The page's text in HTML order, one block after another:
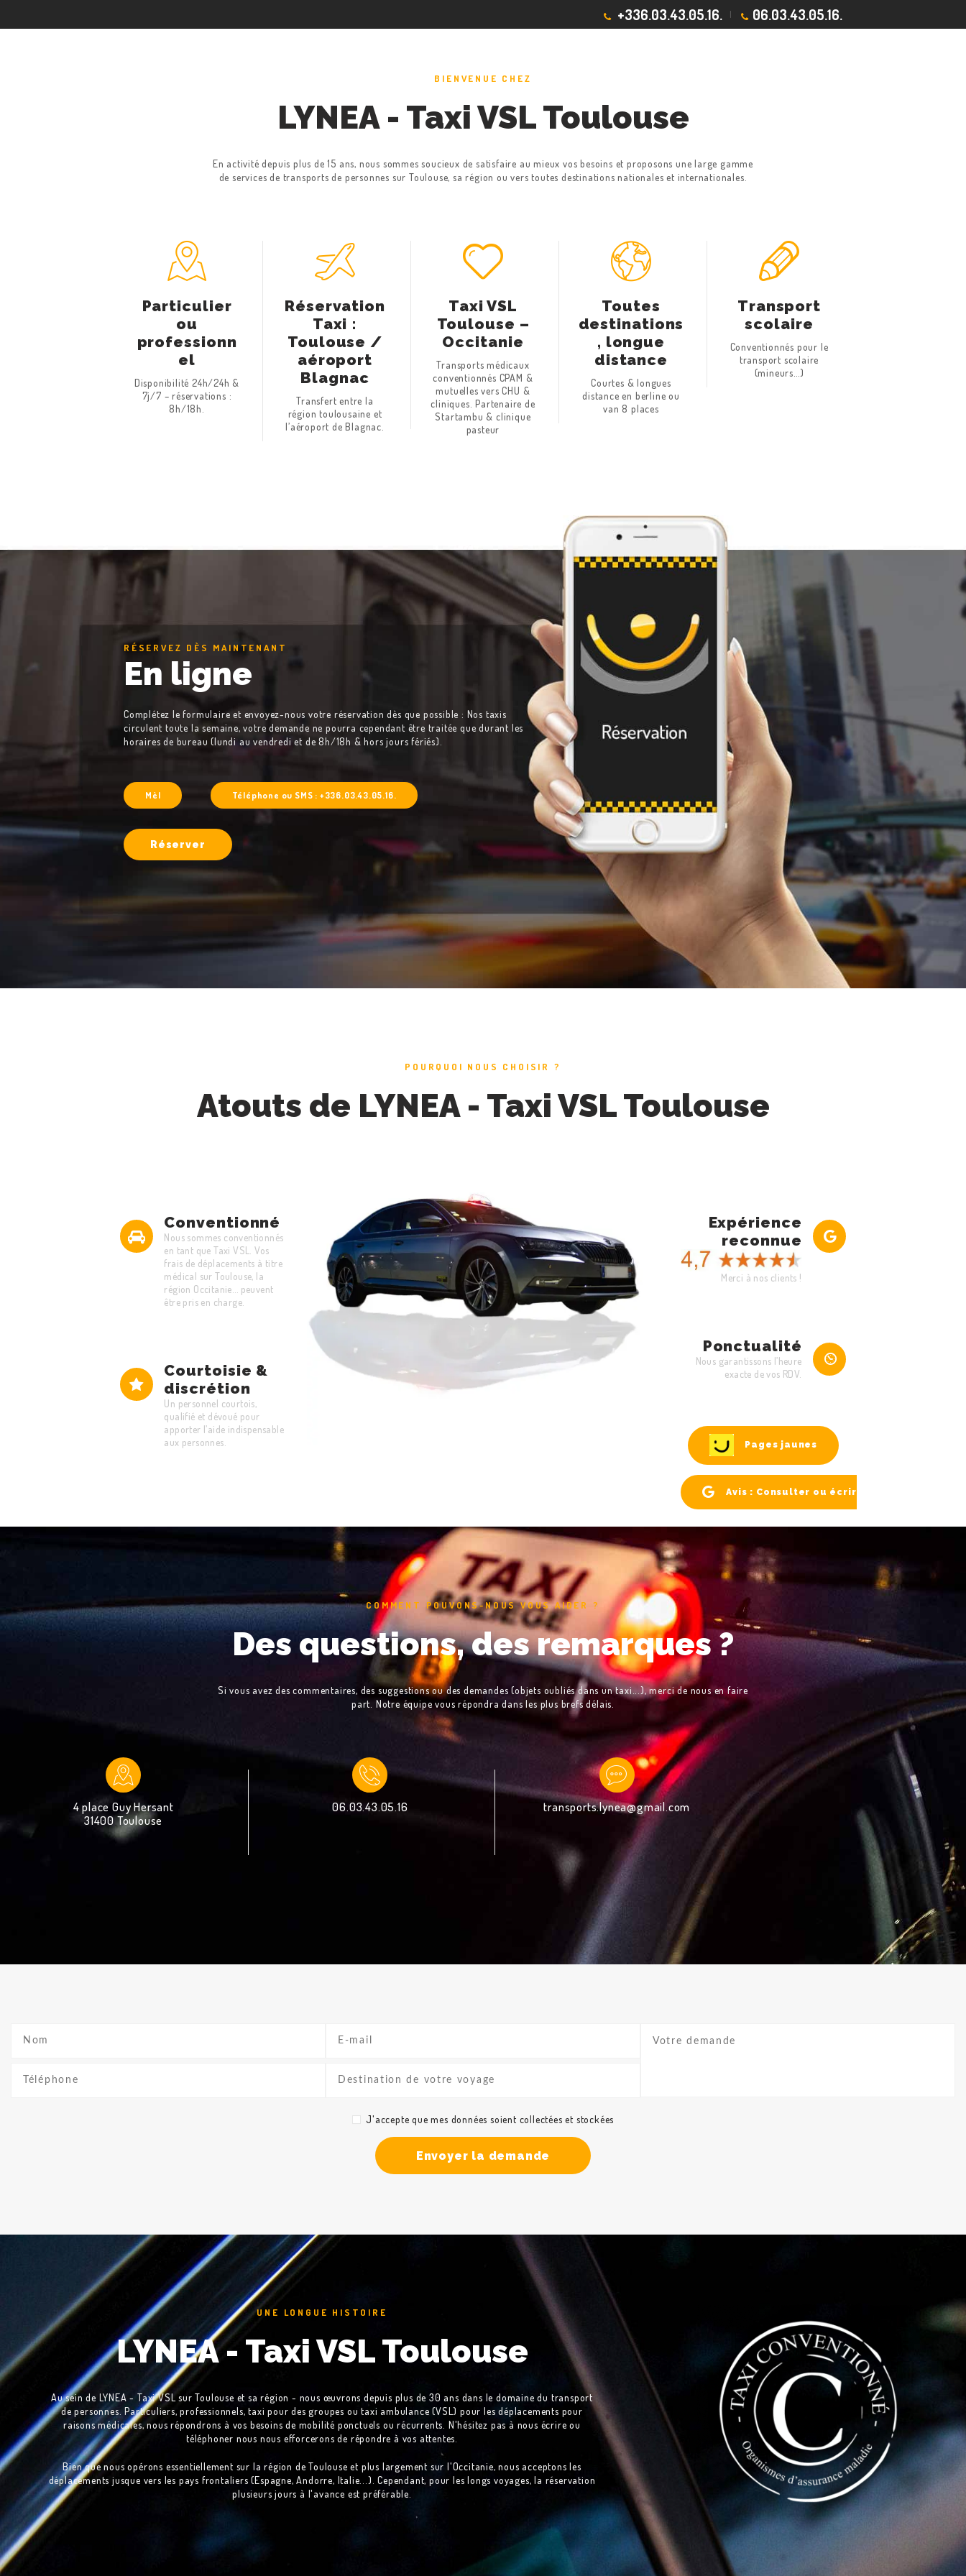
+336.03.43.05.16. 06.03.43.05.16.
NOS SERVICES
TAXI VSL TOULOUSE
CONTACT
RÉSERVER
BIENVENUE CHEZ
LYNEA - Taxi VSL Toulouse
En activité depuis plus de 15 ans, nous sommes soucieux de satisfaire au mieux vos besoins et proposons une large gamme
de services de transports de personnes sur Toulouse, sa région ou vers toutes destinations nationales et internationales.
Particulier
ou
professionn
el
Disponibilité 24h/24h &
7j/7 – réservations :
8h/18h.
Réservation
Taxi :
Toulouse /
aéroport
Blagnac
Transfert entre la
région toulousaine et
l’aéroport de Blagnac.
Taxi VSL
Toulouse –
Occitanie
Transports médicaux
conventionnés CPAM &
mutuelles vers CHU &
cliniques. Partenaire de
Startambu & clinique
pasteur
Toutes
destinations
, longue
distance
Courtes & longues
distance en berline ou
van 8 places
Transport
scolaire
Conventionnés pour le
transport scolaire
(mineurs…)
RÉSERVEZ DÈS MAINTENANT
En ligne
Complétez le formulaire et envoyez-nous votre réservation dès que possible : Nos taxis
circulent toute la semaine, votre demande ne pourra cependant être traitée que durant les
horaires de bureau (lundi au vendredi et de 8h/18h & hors jours fériés).
Mèl Téléphone ou SMS : +336.03.43.05.16.
Réserver
POURQUOI NOUS CHOISIR ?
Atouts de LYNEA - Taxi VSL Toulouse
Conventionné
Nous sommes conventionnés
en tant que Taxi VSL. Vos
frais de déplacements à titre
médical sur Toulouse, la
région Occitanie… peuvent
être pris en charge.
Courtoisie &
discrétion
Un personnel courtois,
qualifié et dévoué pour
apporter l’aide indispensable
aux personnes.
Expérience
reconnue
Merci à nos clients !
Ponctualité
Nous garantissons l’heure
exacte de vos RDV.
Pages jaunes
Avis : Consulter ou écrire
COMMENT POUVONS-NOUS VOUS AIDER ?
Des questions, des remarques ?
Si vous avez des commentaires, des suggestions ou des demandes (objets oubliés dans un taxi...), merci de nous en faire
part. Notre équipe vous répondra dans les plus brefs délais.
4 place Guy Hersant
31400 Toulouse
06.03.43.05.16 transports.lynea@gmail.com
J'accepte que mes données soient collectées et stockées
UNE LONGUE HISTOIRE
LYNEA - Taxi VSL Toulouse
Au sein de LYNEA - Taxi VSL sur Toulouse et sa région - nous œuvrons depuis plus de 30 ans dans le domaine du transport
de personnes. Particuliers, professionnels, taxi pour des groupes ou taxi ambulance (VSL) pour les déplacements pour
raisons médicales, nous répondrons à vos besoins de mobilité ponctuels ou récurrents. N'hésitez pas à nous écrire ou
téléphoner nous nous efforcerons de répondre à vos attentes.
Bien que nous opérons essentiellement sur la région de Toulouse et plus largement sur l'Occitanie, nous acceptons les
déplacements jusque vers les pays frontaliers (Espagne, Andorre, Italie...). Cependant, pour les longs voyages, la réservation
plusieurs jours à l'avance est préférable.